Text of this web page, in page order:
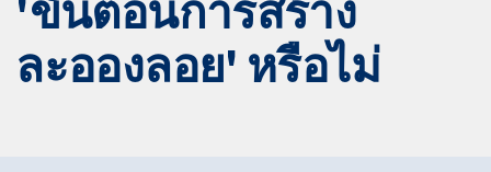
'ขั้นตอนการสร้าง
ละอองลอย' หรือไม่